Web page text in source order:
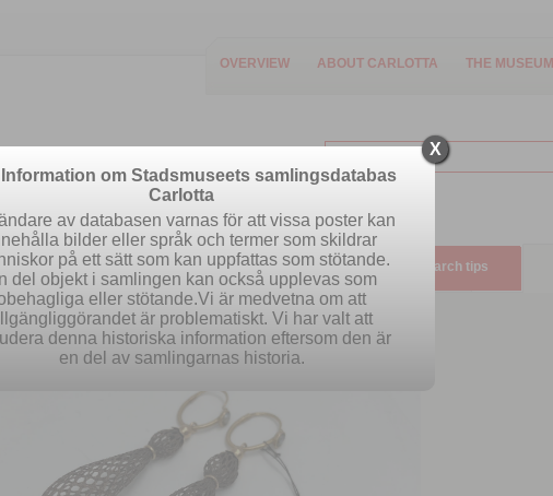
OVERVIEW ABOUT CARLOTTA THE MUSEUM
Easy search Advanced search Search tips
X
Information om Stadsmuseets samlingsdatabas
Carlotta
av databasen varnas för att vissa poster kan
bilder eller språk och termer som skildrar
på ett sätt som kan uppfattas som stötande.
del objekt i samlingen kan också upplevas som
eller stötande.Vi är medvetna om att
är problematiskt. Vi har valt att
denna historiska information eftersom den är
en del av samlingarnas historia.